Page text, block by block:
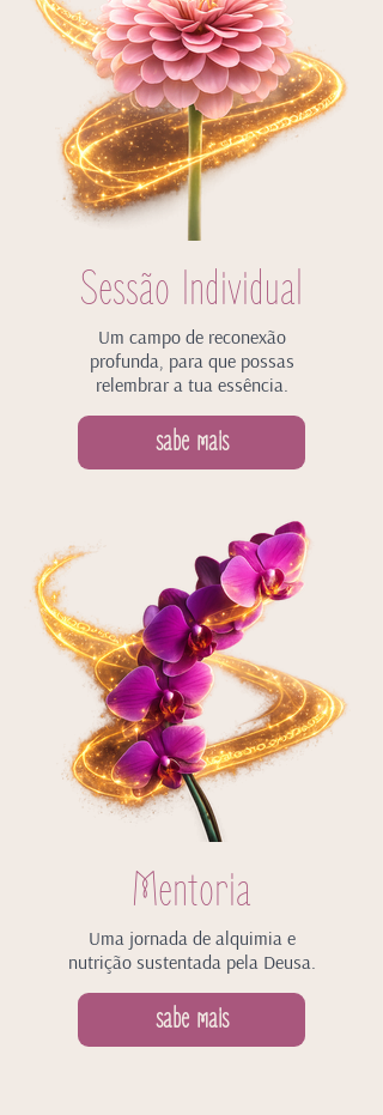
Sessão Individual
Um campo de reconexão
profunda, para que possas
relembrar a tua essência.
sabe mais
Mentoria
Uma jornada de alquimia e
nutrição sustentada pela Deusa.
sabe mais